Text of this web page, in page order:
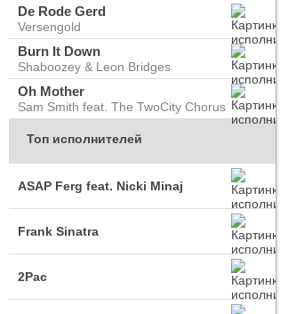
De Rode Gerd
Versengold
Burn It Down
Shaboozey & Leon Bridges
Oh Mother
Sam Smith feat. The TwoCity Chorus
Топ исполнителей
ASAP Ferg feat. Nicki Minaj
Frank Sinatra
2Pac